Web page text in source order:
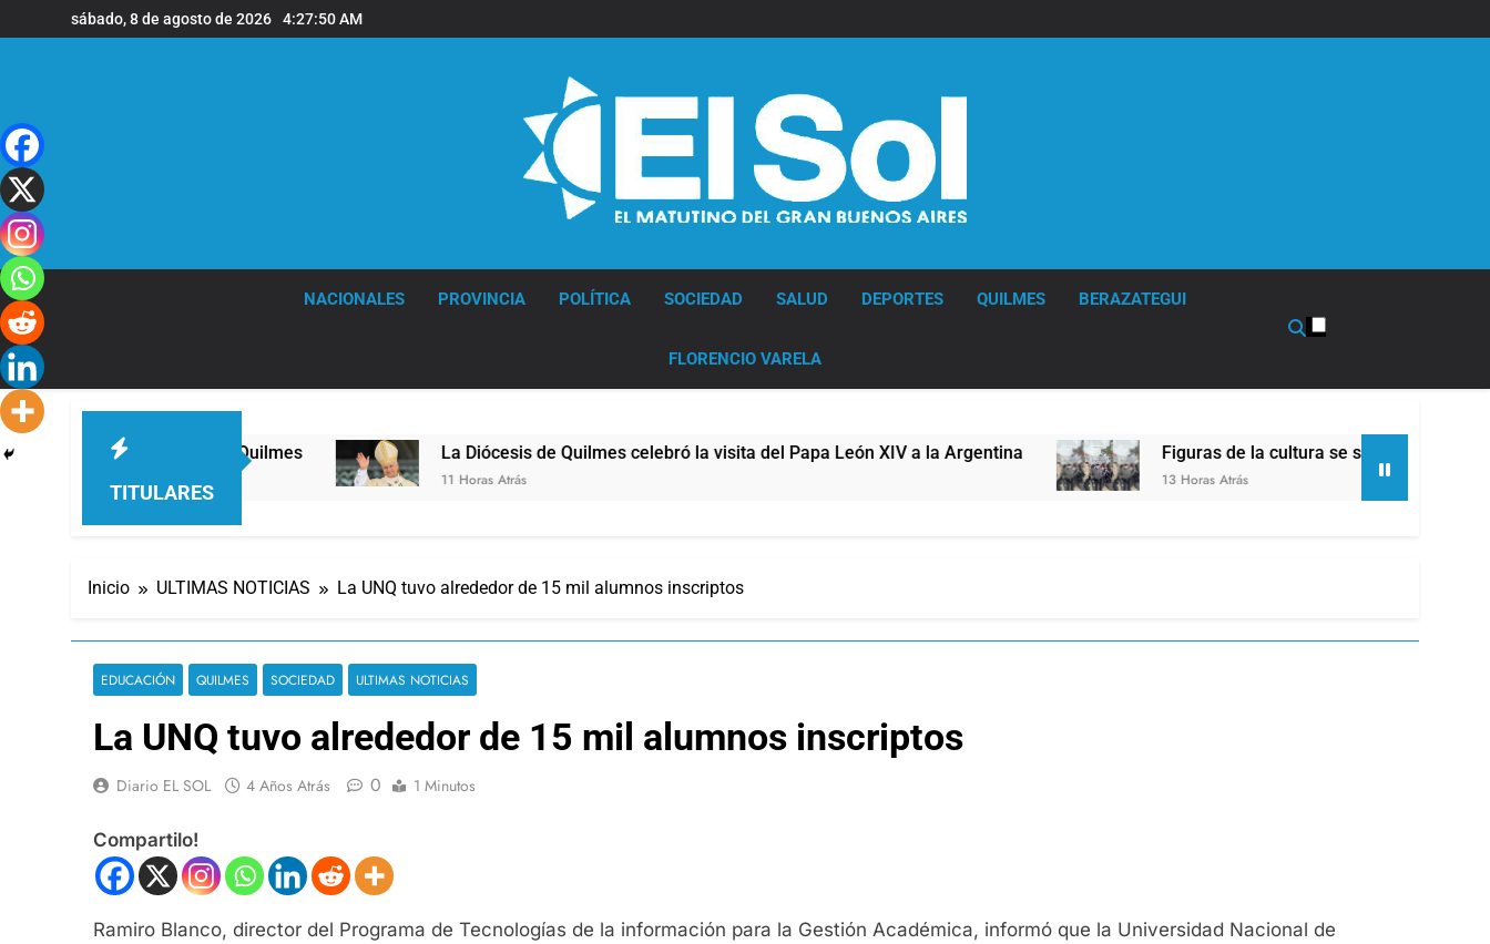
al
sábado, 8 de agosto de 2026 4:27:50 AM
NACIONALES PROVINCIA POLÍTICA SOCIEDAD SALUD DEPORTES QUILMES BERAZATEGUI
FLORENCIO VARELA
TITULARES
nivel en la sede de Quilmes La Diócesis de Quilmes celebró la visita del Papa León XIV a la Argentina
11 Horas Atrás
Figuras de la cultura se sumaron a la marcha
13 Horas Atrás
Inicio ULTIMAS NOTICIAS La UNQ tuvo alrededor de 15 mil alumnos inscriptos
EDUCACIÓN QUILMES SOCIEDAD ULTIMAS NOTICIAS
La UNQ tuvo alrededor de 15 mil alumnos inscriptos
Diario EL SOL 4 Años Atrás 0 1 Minutos
Compartilo!
Ramiro Blanco, director del Programa de Tecnologías de la información para la Gestión Académica, informó que la Universidad Nacional de